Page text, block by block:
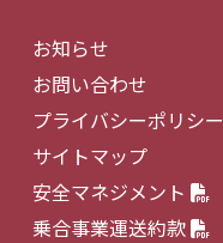
お知らせ
お問い合わせ
プライバシーポリシー
サイトマップ
安全マネジメント
乗合事業運送約款